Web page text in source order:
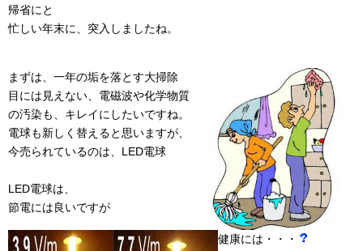
帰省にと
忙しい年末に、突入しましたね。
まずは、一年の垢を落とす大掃除
目には見えない、電磁波や化学物質
の汚染も、キレイにしたいですね。
電球も新しく替えると思いますが、
今売られているのは、LED電球
LED電球は、
節電には良いですが
健康には・・・